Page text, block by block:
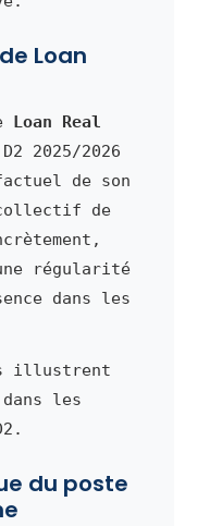
Loan
Loan Real
2025/2026
de son
de
régularité
dans les
illustrent
les
du poste